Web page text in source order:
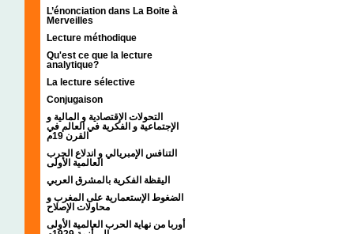
L’énonciation dans La Boite à
Merveilles
Lecture méthodique
Qu'est ce que la lecture
analytique?
La lecture sélective
Conjugaison
التحولات الإقتصادية و المالية و
الإجتماعية و الفكرية في العالم في
القرن 19م
التنافس الإمبريالي و اندلاع الحرب
العالمية الأولى
اليقظة الفكرية بالمشرق العربي
الضغوط الإستعمارية على المغرب و
محاولات الإصلاح
أوربا من نهاية الحرب العالمية الأولى